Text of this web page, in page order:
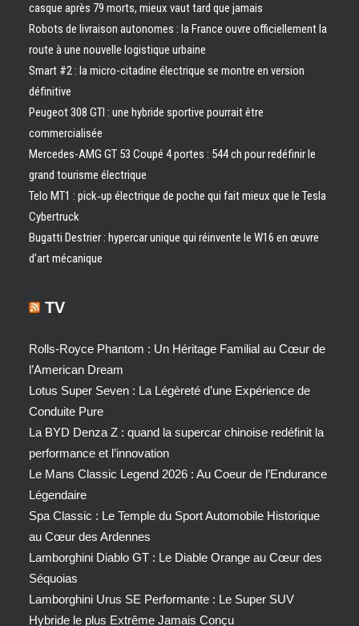
casque après 79 morts, mieux vaut tard que jamais
Robots de livraison autonomes : la France ouvre officiellement la
route à une nouvelle logistique urbaine
Smart #2 : la micro-citadine électrique se montre en version
définitive
Peugeot 308 GTI : une hybride sportive pourrait être
commercialisée
Mercedes-AMG GT 53 Coupé 4 portes : 544 ch pour redéfinir le
grand tourisme électrique
Telo MT1 : pick‑up électrique de poche qui fait mieux que le Tesla
Cybertruck
Bugatti Destrier : hypercar unique qui réinvente le W16 en œuvre
d’art mécanique
TV
Rolls-Royce Phantom : Un Héritage Familial au Cœur de
l’American Dream
Lotus Super Seven : La Légèreté d’une Expérience de
Conduite Pure
La BYD Denza Z : quand la supercar chinoise redéfinit la
performance et l’innovation
Le Mans Classic Legend 2026 : Au Coeur de l’Endurance
Légendaire
Spa Classic : Le Temple du Sport Automobile Historique
au Cœur des Ardennes
Lamborghini Diablo GT : Le Diable Orange au Cœur des
Séquoias
Lamborghini Urus SE Performante : Le Super SUV
Hybride le plus Extrême Jamais Conçu